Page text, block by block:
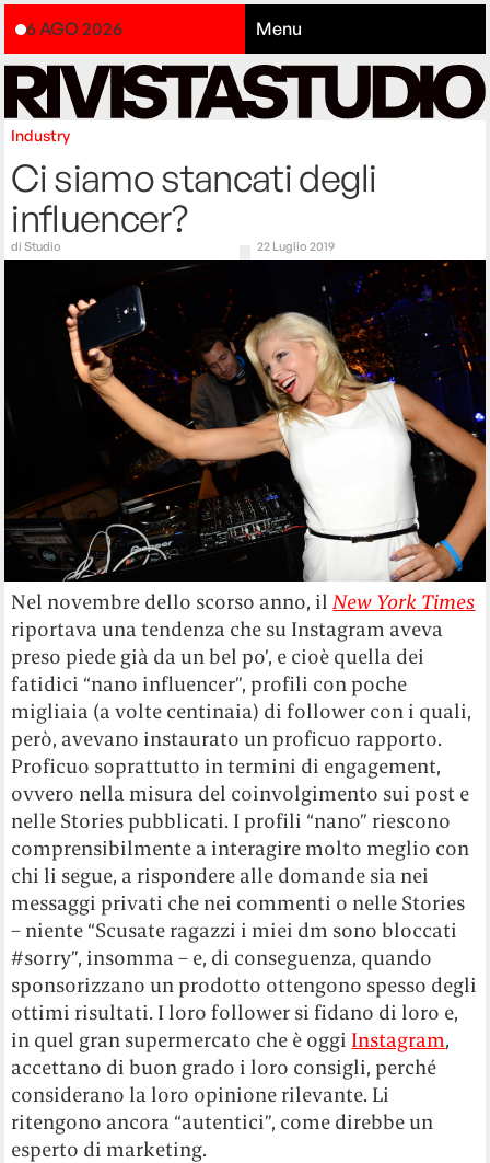
6 AGO 2026 Menu
Industry
Ci siamo stancati degli
influencer?
diStudio 22 Luglio 2019
Nel novembre dello scorso anno, il New York Times
riportava una tendenza che su Instagram aveva
preso piede già da un bel po’, e cioè quella dei
fatidici “nano influencer”, profili con poche
migliaia (a volte centinaia) di follower con i quali,
però, avevano instaurato un proficuo rapporto.
Proficuo soprattutto in termini di engagement,
ovvero nella misura del coinvolgimento sui post e
nelle Stories pubblicati. I profili “nano” riescono
comprensibilmente a interagire molto meglio con
chi li segue, a rispondere alle domande sia nei
messaggi privati che nei commenti o nelle Stories
– niente “Scusate ragazzi i miei dm sono bloccati
#sorry”, insomma – e, di conseguenza, quando
sponsorizzano un prodotto ottengono spesso degli
ottimi risultati. I loro follower si fidano di loro e,
in quel gran supermercato che è oggi Instagram,
accettano di buon grado i loro consigli, perché
considerano la loro opinione rilevante. Li
ritengono ancora “autentici”, come direbbe un
esperto di marketing.